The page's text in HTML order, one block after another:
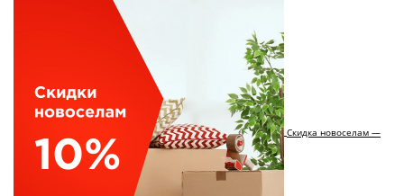
Скидка новоселам —